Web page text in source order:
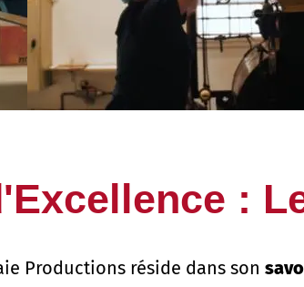
:
Productions réside dans son